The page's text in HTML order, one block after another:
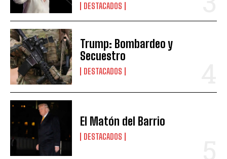
DESTACADOS
Trump: Bombardeo y
Secuestro
DESTACADOS
El Matón del Barrio
DESTACADOS